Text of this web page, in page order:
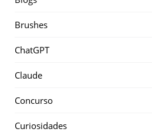
Brushes
ChatGPT
Claude
Concurso
Curiosidades